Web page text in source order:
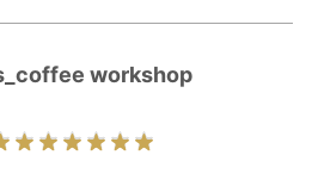
workshop